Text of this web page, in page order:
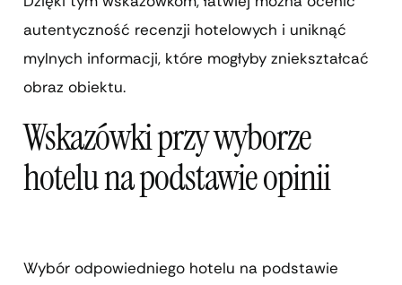
autentyczność recenzji hotelowych i uniknąć
mylnych informacji, które mogłyby zniekształcać
obraz obiektu.
Wskazówki przy wyborze
hotelu na podstawie opinii
Wybór odpowiedniego hotelu na podstawie